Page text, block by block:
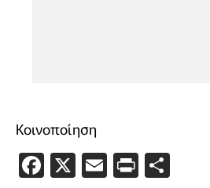
Κοινοποίηση
Facebook
X Email